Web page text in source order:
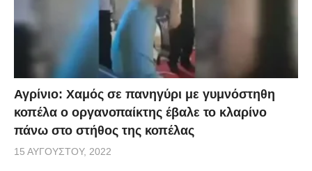
Αγρίνιο: Χαμός σε πανηγύρι με γυμνόστηθη
κοπέλα ο οργανοπαίκτης έβαλε το κλαρίνο
πάνω στο στήθος της κοπέλας
15 ΑΥΓΟΎΣΤΟΥ, 2022